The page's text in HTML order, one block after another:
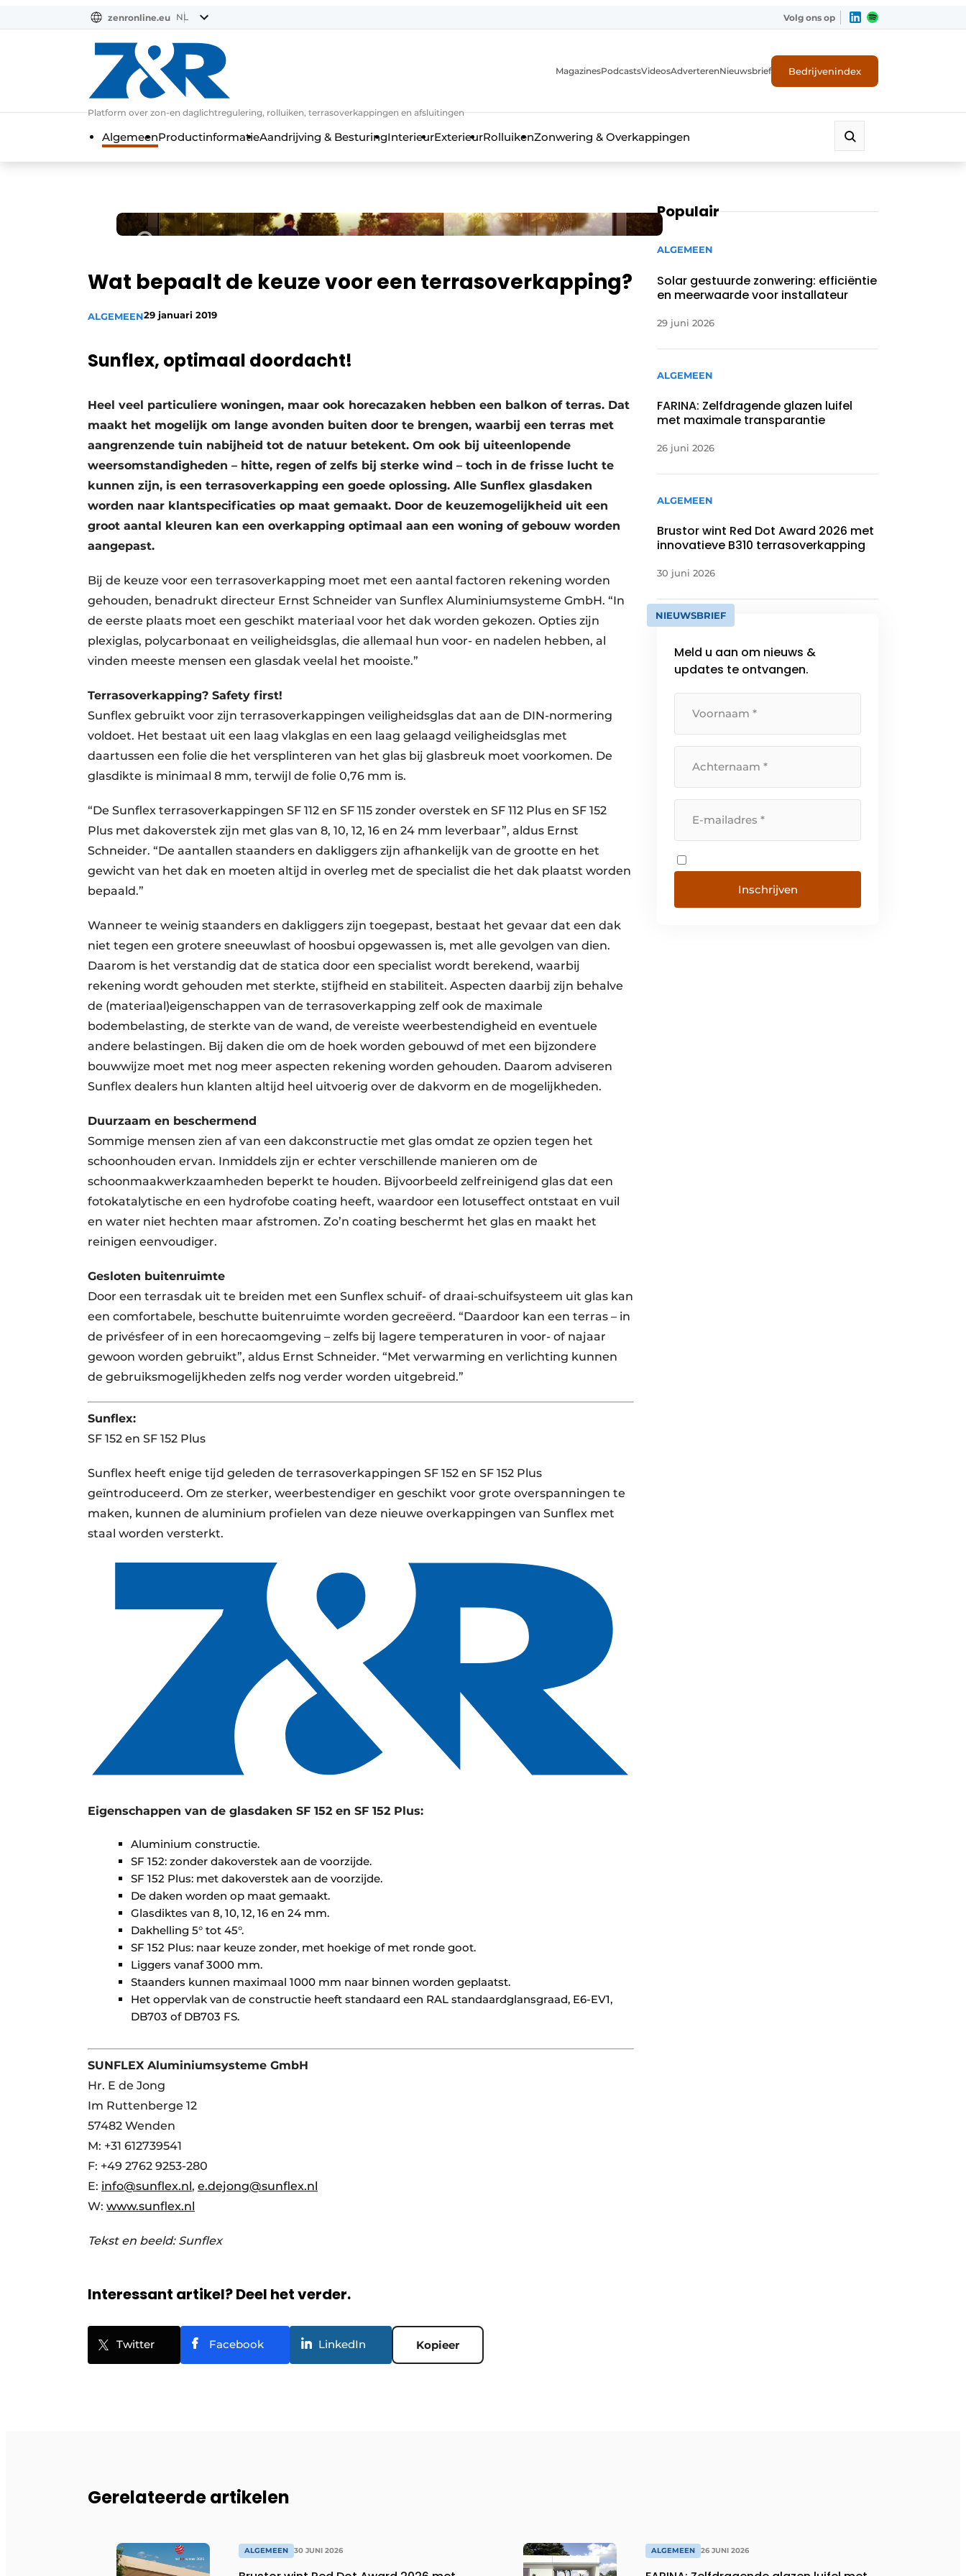
zenronline.eu NL Volg ons op
Platform over zon-en daglichtregulering, rolluiken, terrasoverkappingen en afsluitingen
MagazinesPodcastsVideosAdverterenNieuwsbrief Bedrijvenindex
AlgemeenProductinformatieAandrijving & BesturingInterieurExterieurRolluikenZonwering & Overkappingen
Wat bepaalt de keuze voor een terrasoverkapping?
ALGEMEEN29 januari 2019
Sunflex, optimaal doordacht!
Heel veel particuliere woningen, maar ook horecazaken hebben een balkon of terras. Dat
maakt het mogelijk om lange avonden buiten door te brengen, waarbij een terras met
aangrenzende tuin nabijheid tot de natuur betekent. Om ook bij uiteenlopende
weersomstandig­heden – hitte, regen of zelfs bij sterke wind – toch in de frisse lucht te
kunnen zijn, is een terrasoverkapping een goede oplossing. Alle Sunflex glasdaken
worden naar klantspecificaties op maat gemaakt. Door de keuzemogelijkheid uit een
groot aantal kleuren kan een overkapping optimaal aan een woning of gebouw worden
aangepast.
Bij de keuze voor een terrasoverkapping moet met een aantal factoren rekening worden
gehouden, benadrukt directeur Ernst Schneider van Sunflex Aluminiumsysteme GmbH. “In
de eerste plaats moet een geschikt materiaal voor het dak worden gekozen. Opties zijn
plexiglas, polycarbonaat en veiligheidsglas, die allemaal hun voor- en nadelen hebben, al
vinden meeste mensen een glasdak veelal het mooiste.”
Terrasoverkapping? Safety first!
Sunflex gebruikt voor zijn terrasoverkappingen veiligheidsglas dat aan de DIN-normering
voldoet. Het bestaat uit een laag vlakglas en een laag gelaagd veiligheidsglas met
daartussen een folie die het versplinteren van het glas bij glasbreuk moet voorkomen. De
glasdikte is minimaal 8 mm, terwijl de folie 0,76 mm is.
“De Sunflex terrasoverkappingen SF 112 en SF 115 zonder overstek en SF 112 Plus en SF 152
Plus met dakoverstek zijn met glas van 8, 10, 12, 16 en 24 mm leverbaar”, aldus Ernst
Schneider. “De aantallen staanders en dakliggers zijn afhankelijk van de grootte en het
gewicht van het dak en moeten altijd in overleg met de specialist die het dak plaatst worden
bepaald.”
Wanneer te weinig staanders en dakliggers zijn toegepast, bestaat het gevaar dat een dak
niet tegen een grotere sneeuwlast of hoosbui opgewassen is, met alle gevolgen van dien.
Daarom is het verstandig dat de statica door een specialist wordt berekend, waarbij
rekening wordt gehouden met sterkte, stijfheid en stabiliteit. Aspecten daarbij zijn behalve
de (materiaal)eigenschappen van de terrasoverkapping zelf ook de maximale
bodembelasting, de sterkte van de wand, de vereiste weerbestendigheid en eventuele
andere belastingen. Bij daken die om de hoek worden gebouwd of met een bijzondere
bouwwijze moet met nog meer aspecten rekening worden gehouden. Daarom adviseren
Sunflex dealers hun klanten altijd heel uitvoerig over de dakvorm en de mogelijkheden.
Duurzaam en beschermend
Sommige mensen zien af van een dakconstructie met glas omdat ze opzien tegen het
schoonhouden ervan. Inmiddels zijn er echter verschillende manieren om de
schoonmaakwerkzaamheden beperkt te houden. Bijvoorbeeld zelfreinigend glas dat een
fotokatalytische en een hydrofobe coating heeft, waardoor een lotuseffect ontstaat en vuil
en water niet hechten maar afstromen. Zo’n coating beschermt het glas en maakt het
reinigen eenvoudiger.
Gesloten buitenruimte
Door een terrasdak uit te breiden met een Sunflex schuif- of draai-schuifsysteem uit glas kan
een comfortabele, beschutte buitenruimte worden gecreëerd. “Daardoor kan een terras – in
de privésfeer of in een horecaomgeving – zelfs bij lagere temperaturen in voor- of najaar
gewoon worden gebruikt”, aldus Ernst Schneider. “Met verwarming en verlichting kunnen
de gebruiksmogelijkheden zelfs nog verder worden uitgebreid.”
Sunflex:
SF 152 en SF 152 Plus
Sunflex heeft enige tijd geleden de terrasoverkappingen SF 152 en SF 152 Plus
geïntroduceerd. Om ze sterker, weerbestendiger en geschikt voor grote overspanningen te
maken, kunnen de aluminium profielen van deze nieuwe overkappingen van Sunflex met
staal worden versterkt.
Eigenschappen van de glasdaken SF 152 en SF 152 Plus:
Aluminium constructie.
SF 152: zonder dakoverstek aan de voorzijde.
SF 152 Plus: met dakoverstek aan de voorzijde.
De daken worden op maat gemaakt.
Glasdiktes van 8, 10, 12, 16 en 24 mm.
Dakhelling 5° tot 45°.
SF 152 Plus: naar keuze zonder, met hoekige of met ronde goot.
Liggers vanaf 3000 mm.
Staanders kunnen maximaal 1000 mm naar binnen worden geplaatst.
Het oppervlak van de constructie heeft standaard een RAL standaardglansgraad, E6-EV1,
DB703 of DB703 FS.
SUNFLEX Aluminiumsysteme GmbH
Hr. E de Jong
Im Ruttenberge 12
57482 Wenden
M: +31 612739541
F: +49 2762 9253-280
E: info@sunflex.nl, e.dejong@sunflex.nl
W: www.sunflex.nl
Tekst en beeld: Sunflex
Interessant artikel? Deel het verder.
Twitter Facebook LinkedIn Kopieer
Populair
ALGEMEEN
Solar gestuurde zonwering: efficiëntie
en meerwaarde voor installateur
29 juni 2026
ALGEMEEN
FARINA: Zelfdragende glazen luifel
met maximale transparantie
26 juni 2026
ALGEMEEN
Brustor wint Red Dot Award 2026 met
innovatieve B310 terrasoverkapping
30 juni 2026
NIEUWSBRIEF
Meld u aan om nieuws &
updates te ontvangen.
Inschrijven
Gerelateerde artikelen
ALGEMEEN 30 JUNI 2026 ALGEMEEN 26 JUNI 2026